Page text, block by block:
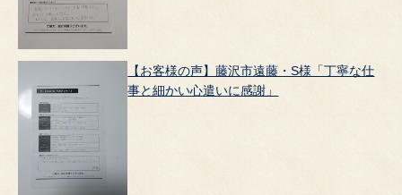
【お客様の声】藤沢市遠藤・S様「丁寧な仕
事と細かい心遣いに感謝」